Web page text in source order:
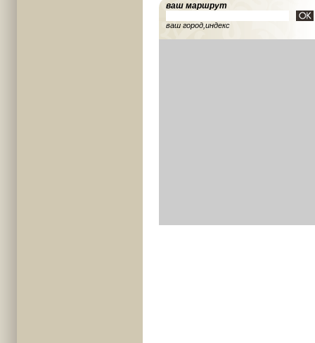
ваш маршрут
ваш город,индекс